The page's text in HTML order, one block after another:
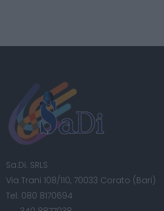
Sa.Di. SRLS
Via Trani 108/110, 70033 Corato (Bari)
Tel: 080 8170694